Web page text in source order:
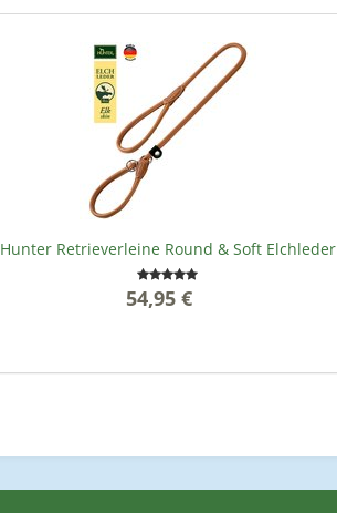
Hunter Retrieverleine Round & Soft Elchleder
54,95 €